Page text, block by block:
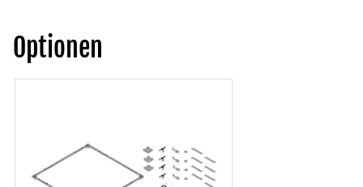
Optionen